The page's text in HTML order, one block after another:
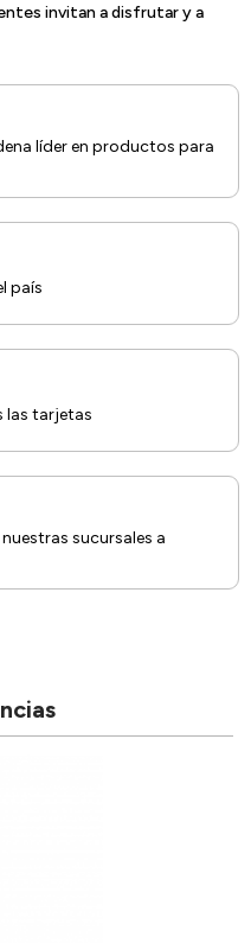
invitan a disfrutar y a
líder en productos para
país
las tarjetas
sucursales a